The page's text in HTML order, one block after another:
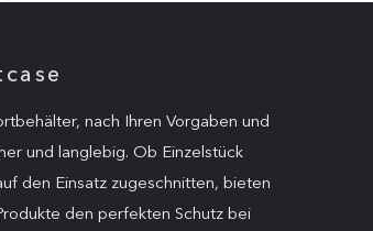
nach Ihren Vorgaben und
und langlebig. Ob Einzelstück
den Einsatz zugeschnitten, bieten
den perfekten Schutz bei